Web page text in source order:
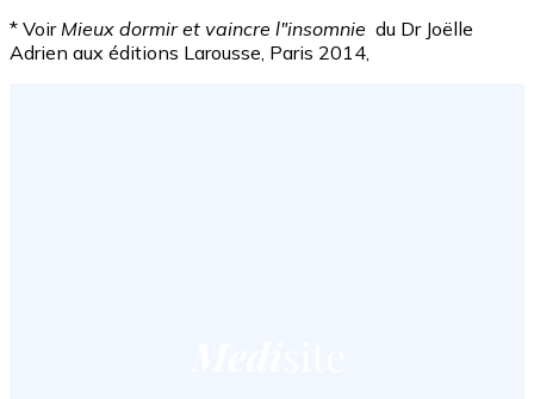
* VoirMieux dormir et vaincre l"insomnie du Dr Joëlle
Adrien aux éditions Larousse, Paris 2014,